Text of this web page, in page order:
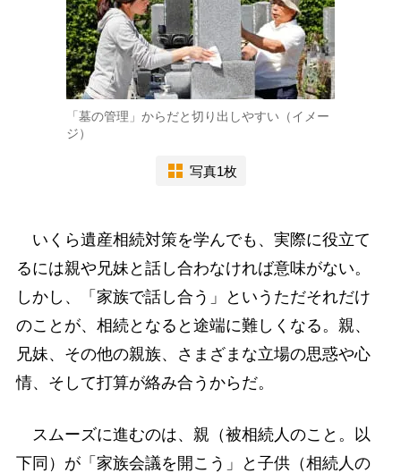
「墓の管理」からだと切り出しやすい（イメー
ジ）
写真1枚
いくら遺産相続対策を学んでも、実際に役立て
るには親や兄妹と話し合わなければ意味がない。
しかし、「家族で話し合う」というただそれだけ
のことが、相続となると途端に難しくなる。親、
兄妹、その他の親族、さまざまな立場の思惑や心
情、そして打算が絡み合うからだ。
スムーズに進むのは、親（被相続人のこと。以
下同）が「家族会議を開こう」と子供（相続人の